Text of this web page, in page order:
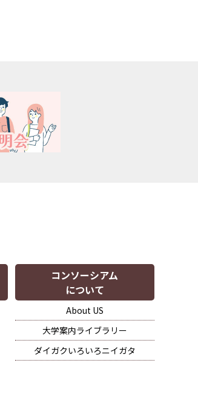
コンソーシアム
について
About US
大学案内ライブラリー
ダイガクいろいろニイガタ